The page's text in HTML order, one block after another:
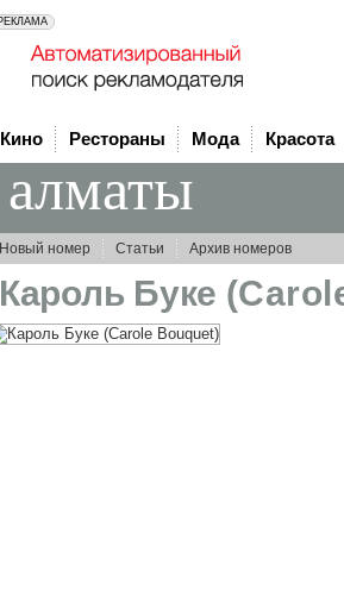
Кино Рестораны Мода Красота
алматы
Новый номер Статьи Архив номеров
Кароль Буке